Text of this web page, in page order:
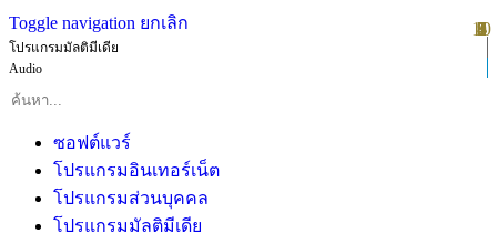
Toggle navigation ยกเลิก
โปรแกรมมัลติมีเดีย
Audio
ซอฟต์แวร์
โปรแกรมอินเทอร์เน็ต
โปรแกรมส่วนบุคคล
โปรแกรมมัลติมีเดีย
1
2
3
4
5
6
7
8
9
10